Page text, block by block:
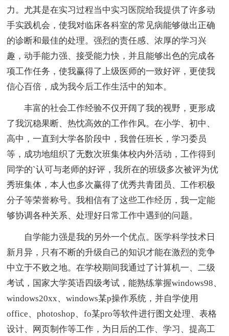
力。尤其是在实习过程当中实习医院给我提供了许多动
手实践机会，使我对临床各科室的常见病能够做出正确
的诊断和最佳的处理。强烈的责任感、浓厚的学习兴
趣，动手能力强、接受能力快，并且能够出色的完成各
项工作任务，使我赢得了上级医师的一致好评，更使我
信心百倍，成为我今后工作生活中的知本。
丰富的社会工作经验不仅开阔了我的视野，更形成
了我沉稳果断、热忱高效的工作作风。在小学、初中、
高中，一直到大学各阶段中，我曾任班长，学习委员
等，成功地组织了无数次班集体校内外活动，工作得到
同学的`认可与老师的好评，我所在的班级多次被评为优
秀班集体，本人也多次赢得了优秀共青团员、工作积极
分子等荣誉称号。我相信有了这些工作经历，我一定能
够协调各种关系、处理好日常工作中遇到的问题。
自学能力强是我的另外一个优点。医学科学技术日
新月异，只有不断的升级自己的知识才能在激烈的竞争
中立于不败之地。在学校期间我通过了计算机一、二级
考试，国家大学英语四级考试，能熟练掌握windows98、
windows20xx、windows某p操作系统，并自学使用
office、photoshop、fo某pro等软件进行图文处理、表格
设计、网页制作等工作，为日后的工作、学习、提高工